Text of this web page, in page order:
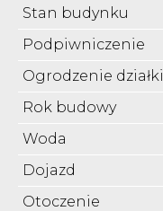
Stan budynku
Podpiwniczenie
Ogrodzenie działki
Rok budowy
Woda
Dojazd
Otoczenie